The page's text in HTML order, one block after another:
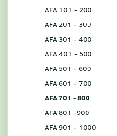
AFA 101 - 200
AFA 201 - 300
AFA 301 - 400
AFA 401 - 500
AFA 501 - 600
AFA 601 - 700
AFA 701 - 800
AFA 801 -900
AFA 901 - 1000